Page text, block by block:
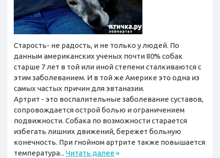
Старость- не радость, и не только у людей. По
данным американских ученых почти 80% собак
старше 7 лет в той или иной степени сталкиваются с
этим заболеванием. И в той же Америке это одна из
самых частых причин для эвтаназии.
Артрит - это воспалительные заболевание суставов,
сопровождается острой болью и ограничением
подвижности. Собака по возможности старается
избегать лишних движений, бережет больную
конечность. При гнойном артрите также повышается
температура... Читать далее»